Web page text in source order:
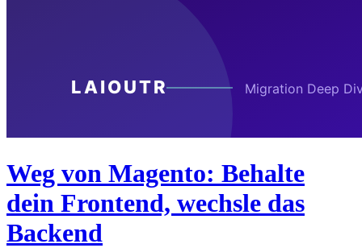
Weg von Magento: Behalte
dein Frontend, wechsle das
Backend